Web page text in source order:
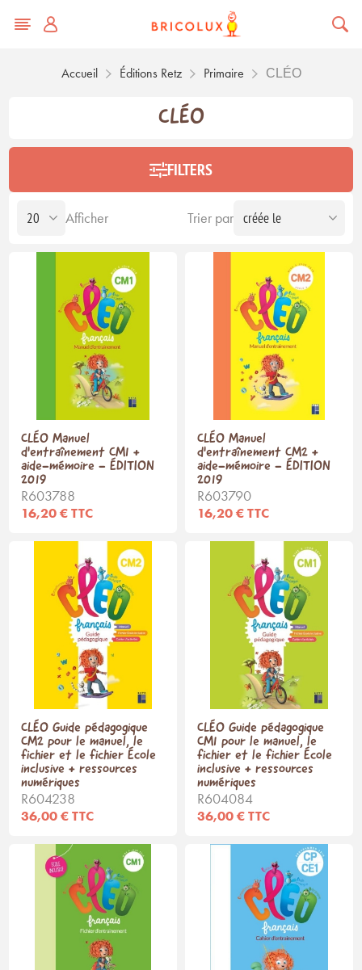
Accueil Éditions Retz Primaire CLÉO
CLÉO
FILTERS
Trier par
Afficher
CLÉO Manuel
d'entraînement CM1 +
aide-mémoire - ÉDITION
2019
R603788
16,20 € TTC
CLÉO Manuel
d'entraînement CM2 +
aide-mémoire - ÉDITION
2019
R603790
16,20 € TTC
CLÉO Guide pédagogique
CM2 pour le manuel, le
fichier et le fichier École
inclusive + ressources
numériques
R604238
36,00 € TTC
CLÉO Guide pédagogique
CM1 pour le manuel, le
fichier et le fichier École
inclusive + ressources
numériques
R604084
36,00 € TTC